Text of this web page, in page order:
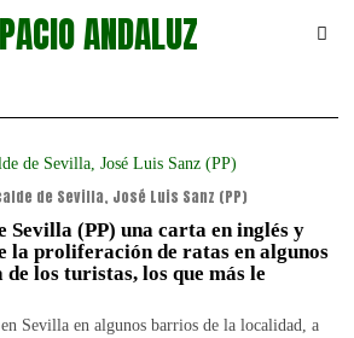
ANDALUZ
de Sevilla, José Luis Sanz (PP)
Sevilla (PP) una carta en inglés y
la proliferación de ratas en algunos
los turistas, los que más le
Sevilla en algunos barrios de la localidad, a